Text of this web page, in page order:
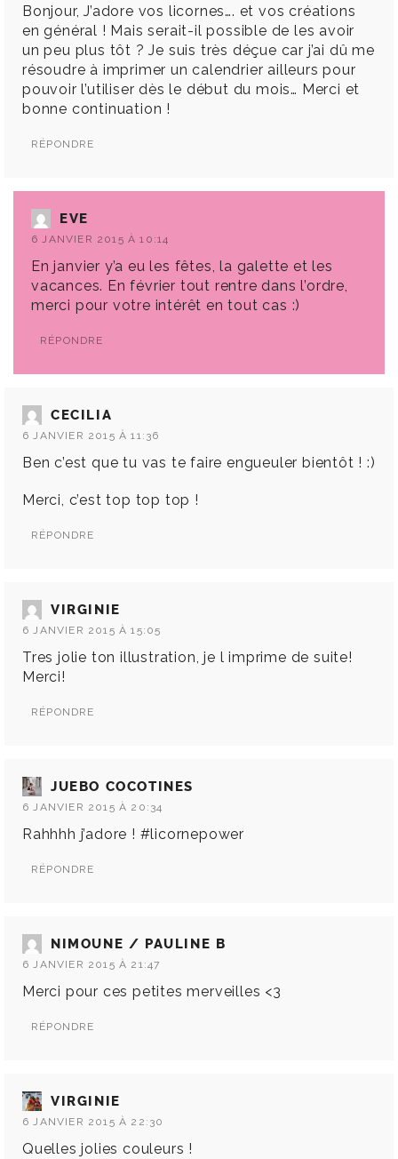
Bonjour, J’adore vos licornes…. et vos créations
en général ! Mais serait-il possible de les avoir
un peu plus tôt ? Je suis très déçue car j’ai dû me
résoudre à imprimer un calendrier ailleurs pour
pouvoir l’utiliser dès le début du mois… Merci et
bonne continuation !
RÉPONDRE
EVE
6 JANVIER 2015 À 10:14
En janvier y’a eu les fêtes, la galette et les
vacances. En février tout rentre dans l’ordre,
merci pour votre intérêt en tout cas :)
RÉPONDRE
CECILIA
6 JANVIER 2015 À 11:36
Ben c’est que tu vas te faire engueuler bientôt ! :)
Merci, c’est top top top !
RÉPONDRE
VIRGINIE
6 JANVIER 2015 À 15:05
Tres jolie ton illustration, je l imprime de suite!
Merci!
RÉPONDRE
JUEBO COCOTINES
6 JANVIER 2015 À 20:34
Rahhhh j’adore ! #licornepower
RÉPONDRE
NIMOUNE / PAULINE B
6 JANVIER 2015 À 21:47
Merci pour ces petites merveilles <3
RÉPONDRE
VIRGINIE
6 JANVIER 2015 À 22:30
Quelles jolies couleurs !